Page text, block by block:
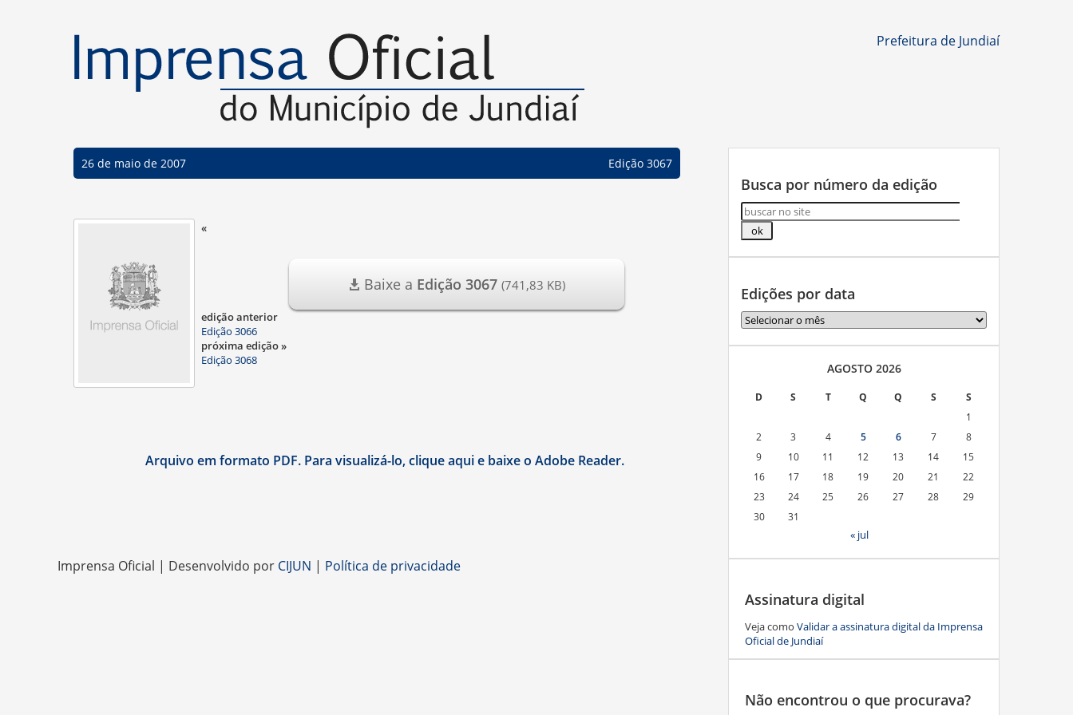
Prefeitura de Jundiaí
26 de maio de 2007 Edição 3067
Baixe a Edição 3067 (741,83 KB)
«
edição anterior
Edição 3066
próxima edição »
Edição 3068
Arquivo em formato PDF. Para visualizá-lo, clique aqui e baixe o Adobe Reader.
Busca por número da edição
Edições por data
Edições
por
data
AGOSTO 2026
D S T Q Q S
S
1
2
3 4 5 6 7
8
9
10 11 12 13 14
15
16
17 18 19 20 21
22
23
24 25 26 27 28
29
30
31
« jul
Assinatura digital
Veja como Validar a assinatura digital da Imprensa
Oficial de Jundiaí
Não encontrou o que procurava?
Imprensa Oficial | Desenvolvido por CIJUN | Política de privacidade